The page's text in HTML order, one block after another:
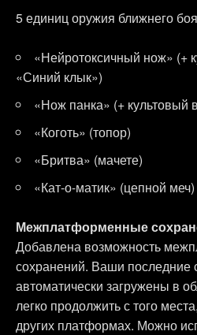
5 единиц оружия ближнего
«Нейротоксичный нож» (+
«Синий клык»)
«Нож панка» (+ культовый
«Коготь» (топор)
«Бритва» (мачете)
«Кат-о-матик» (цепной меч)
Межплатформенные
Добавлена возможность
сохранений. Ваши последние
автоматически загружены в
легко продолжить с того
других платформах. Можно